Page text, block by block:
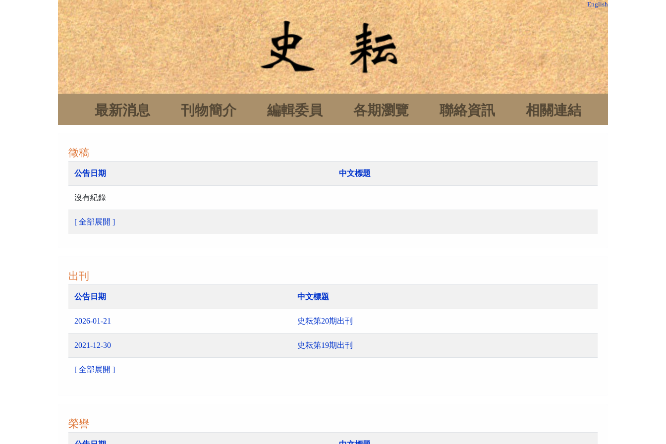
English
最新消息 刊物簡介 編輯委員 各期瀏覽 聯絡資訊 相關連結
徵稿
公告日期 中文標題
沒有紀錄
[ 全部展開 ]
出刊
公告日期 中文標題
2026-01-21 史耘第20期出刊
2021-12-30 史耘第19期出刊
[ 全部展開 ]
榮譽